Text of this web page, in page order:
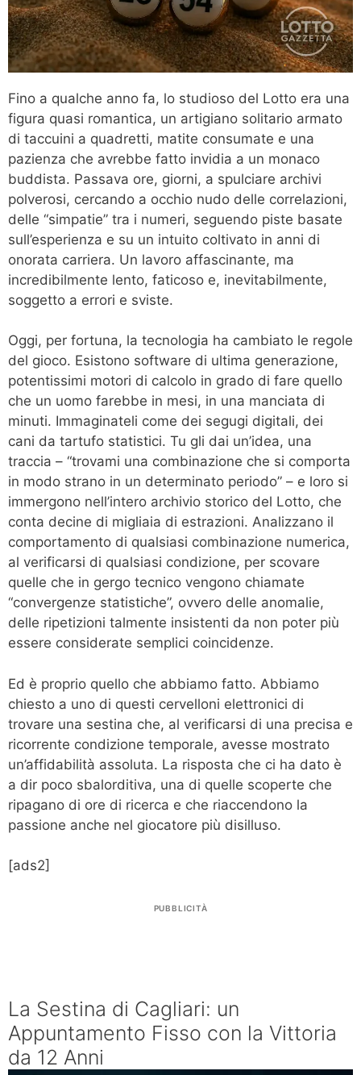
Fino a qualche anno fa, lo studioso del Lotto era una
figura quasi romantica, un artigiano solitario armato
di taccuini a quadretti, matite consumate e una
pazienza che avrebbe fatto invidia a un monaco
buddista. Passava ore, giorni, a spulciare archivi
polverosi, cercando a occhio nudo delle correlazioni,
delle “simpatie” tra i numeri, seguendo piste basate
sull’esperienza e su un intuito coltivato in anni di
onorata carriera. Un lavoro affascinante, ma
incredibilmente lento, faticoso e, inevitabilmente,
soggetto a errori e sviste.
Oggi, per fortuna, la tecnologia ha cambiato le regole
del gioco. Esistono software di ultima generazione,
potentissimi motori di calcolo in grado di fare quello
che un uomo farebbe in mesi, in una manciata di
minuti. Immaginateli come dei segugi digitali, dei
cani da tartufo statistici. Tu gli dai un’idea, una
traccia – “trovami una combinazione che si comporta
in modo strano in un determinato periodo” – e loro si
immergono nell’intero archivio storico del Lotto, che
conta decine di migliaia di estrazioni. Analizzano il
comportamento di qualsiasi combinazione numerica,
al verificarsi di qualsiasi condizione, per scovare
quelle che in gergo tecnico vengono chiamate
“convergenze statistiche”, ovvero delle anomalie,
delle ripetizioni talmente insistenti da non poter più
essere considerate semplici coincidenze.
Ed è proprio quello che abbiamo fatto. Abbiamo
chiesto a uno di questi cervelloni elettronici di
trovare una sestina che, al verificarsi di una precisa e
ricorrente condizione temporale, avesse mostrato
un’affidabilità assoluta. La risposta che ci ha dato è
a dir poco sbalorditiva, una di quelle scoperte che
ripagano di ore di ricerca e che riaccendono la
passione anche nel giocatore più disilluso.
[ads2]
PUBBLICITÀ
La Sestina di Cagliari: un
Appuntamento Fisso con la Vittoria
da 12 Anni